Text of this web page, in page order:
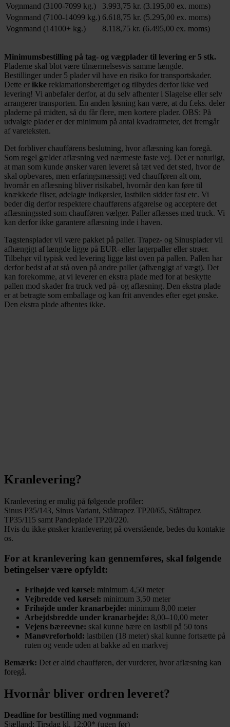
Vognmand (3100-7099 kg.)
3.993,75 kr. (3.195,00 ex. moms)
Vognmand (7100-14099 kg.) 6.618,75 kr. (5.295,00 ex. moms)
Vognmand (14100+ kg.)
8.118,75 kr. (6.495,00 ex. moms)
Minimumsbestilling‎ på tag- og vægplader til levering er 5 stk.
Pladerne skal blot være tilnærmelsesvis samme længde.
Bestillinger under 5 plader vil have en risiko for transportskader.
Dette er ikke reklamationsberettiget og tilbydes derfor ikke ved
levering! Vi anbefaler derfor, at du selv afhenter i Slagelse eller selv
arrangerer transporten. En anden løsning kan være, at du f.eks. deler
pladerne på midten, så du får flere, men kortere plader. OBS: På
udvalgte plader er der minimum på antal kvadratmeter, det fremgår
af vareteksten.
Det forbliver chaufførens beslutning, hvor aflæsning kan foregå.
Som regel gælder aflæsning ved nærmeste faste vej. Det er naturligt,
at man som kunde ønsker varen leveret så tæt ved det sted, hvor de
skal opbevares, men erfaringsmæssigt ved chaufføren alt om,
hvornår en aflæsning bliver risikabel, hvornår den kan føre til
knækkede fliser, ødelagte indkørsler, lastbilen sidder fast etc. Vi
beder dig derfor respektere chaufførens afgørelse og acceptere det
aflæsningssted som chaufføren vælger. Paller aflæsses med truck. Vi
kan derfor ikke garantere aflæsning inde i haven.
Tagstensplader vil være pakket på paller. Trapez- og Sinusplader vil
afhængigt af længde ligge på EUR- eller lagerpaller eller strøer.
Tilbehør vil typisk ved levering ligge løst oven på pallen. Pallen har
derfor bedst af at stå oven på andre paller (afhængigt af vægt). Det
kan forekomme, at vi leverer en ekstra plade med for at beskytte
pallen mod skader fra truck ved på- og aflæsning. Den ekstra plade
er at betragte som emballage og kan frit anvendes efter eget ønske.
Den ekstra plade afhentes ikke.
Kranlevering?
Kranlevering er mulig på følgende profiler:
Sinus P35/143, Sinus Variant, Ståltrapez TP20/65, Ståltrapez
TP35/115 samt Pandeplade TP20/220.
Hvis du ikke ønsker kranlevering på overstående, bedes du kontakte
os.
For at kranlevering kan gennemføres, skal følgende
betingelser være opfyldt:
Frihøjde ved kørsel: minimum 4,50 meter
Vejbredde ved kørsel: minimum 3,50 meter
Frihøjde under kranarbejde: minimum 8,00 meter
Arbejdsbredde under kranarbejde: 8,00–10,00 meter
Vejens bæreevne: skal kunne bære en lastbil på 50 tons
Manøvreforhold: lastbilen (18 meter) skal kunne fortsætte på
ruten og vende uden at bakke ad en markvej
Bemærk: Det er altid chaufføren, der vurderer, hvor aflæsning kan
foregå.
Hvornår bliver ordren leveret?
Deadline for bestilling med vognmand:
Sjælland: Tirsdag kl. 12:00* (ugen før)